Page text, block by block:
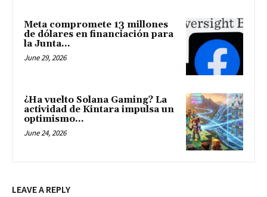
Meta compromete 13 millones
de dólares en financiación para
la Junta...
June 29, 2026
¿Ha vuelto Solana Gaming? La
actividad de Kintara impulsa un
optimismo...
June 24, 2026
LEAVE A REPLY